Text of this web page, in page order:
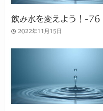
飲み水を変えよう！-76
2022年11月15日